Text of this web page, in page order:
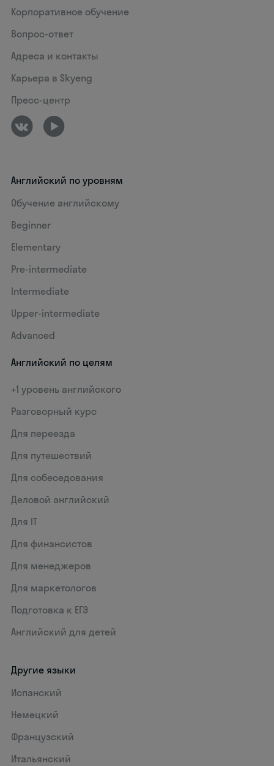
Корпоративное обучение
Вопрос-ответ
Адреса и контакты
Карьера в Skyeng
Пресс-центр
Английский по уровням
Обучение английскому
Beginner
Elementary
Pre-intermediate
Intermediate
Upper-intermediate
Advanced
Английский по целям
+1 уровень английского
Разговорный курс
Для переезда
Для путешествий
Для собеседования
Деловой английский
Для IT
Для финансистов
Для менеджеров
Для маркетологов
Подготовка к ЕГЭ
Английский для детей
Другие языки
Испанский
Немецкий
Французский
Итальянский